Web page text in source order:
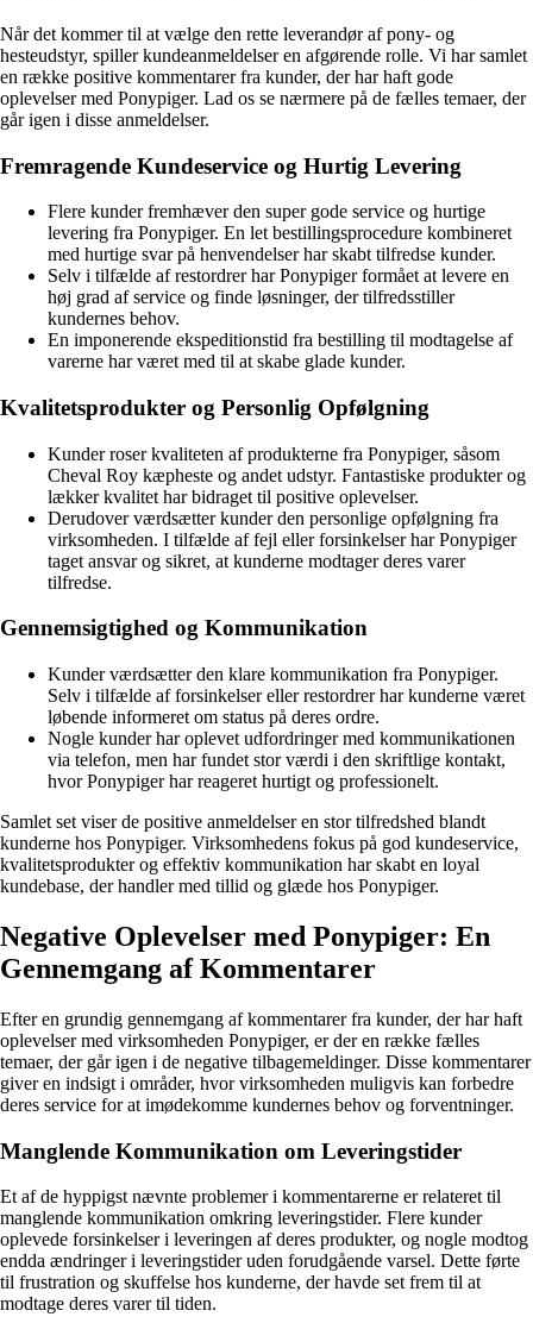
Når det kommer til at vælge den rette leverandør af pony- og
hesteudstyr, spiller kundeanmeldelser en afgørende rolle. Vi har samlet
en række positive kommentarer fra kunder, der har haft gode
oplevelser med Ponypiger. Lad os se nærmere på de fælles temaer, der
går igen i disse anmeldelser.
Fremragende Kundeservice og Hurtig Levering
Flere kunder fremhæver den super gode service og hurtige
levering fra Ponypiger. En let bestillingsprocedure kombineret
med hurtige svar på henvendelser har skabt tilfredse kunder.
Selv i tilfælde af restordrer har Ponypiger formået at levere en
høj grad af service og finde løsninger, der tilfredsstiller
kundernes behov.
En imponerende ekspeditionstid fra bestilling til modtagelse af
varerne har været med til at skabe glade kunder.
Kvalitetsprodukter og Personlig Opfølgning
Kunder roser kvaliteten af produkterne fra Ponypiger, såsom
Cheval Roy kæpheste og andet udstyr. Fantastiske produkter og
lækker kvalitet har bidraget til positive oplevelser.
Derudover værdsætter kunder den personlige opfølgning fra
virksomheden. I tilfælde af fejl eller forsinkelser har Ponypiger
taget ansvar og sikret, at kunderne modtager deres varer
tilfredse.
Gennemsigtighed og Kommunikation
Kunder værdsætter den klare kommunikation fra Ponypiger.
Selv i tilfælde af forsinkelser eller restordrer har kunderne været
løbende informeret om status på deres ordre.
Nogle kunder har oplevet udfordringer med kommunikationen
via telefon, men har fundet stor værdi i den skriftlige kontakt,
hvor Ponypiger har reageret hurtigt og professionelt.
Samlet set viser de positive anmeldelser en stor tilfredshed blandt
kunderne hos Ponypiger. Virksomhedens fokus på god kundeservice,
kvalitetsprodukter og effektiv kommunikation har skabt en loyal
kundebase, der handler med tillid og glæde hos Ponypiger.
Negative Oplevelser med Ponypiger: En
Gennemgang af Kommentarer
Efter en grundig gennemgang af kommentarer fra kunder, der har haft
oplevelser med virksomheden Ponypiger, er der en række fælles
temaer, der går igen i de negative tilbagemeldinger. Disse kommentarer
giver en indsigt i områder, hvor virksomheden muligvis kan forbedre
deres service for at imødekomme kundernes behov og forventninger.
Manglende Kommunikation om Leveringstider
Et af de hyppigst nævnte problemer i kommentarerne er relateret til
manglende kommunikation omkring leveringstider. Flere kunder
oplevede forsinkelser i leveringen af deres produkter, og nogle modtog
endda ændringer i leveringstider uden forudgående varsel. Dette førte
til frustration og skuffelse hos kunderne, der havde set frem til at
modtage deres varer til tiden.